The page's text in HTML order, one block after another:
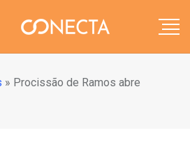
» Procissão de Ramos abre